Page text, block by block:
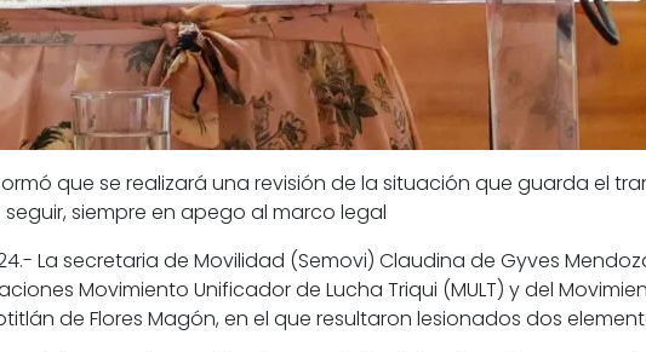
que se realizará una revisión de la situación que guarda el
siempre en apego al marco legal
La secretaria de Movilidad (Semovi) Claudina de Gyves
Movimiento Unificador de Lucha Triqui (MULT) y del
de Flores Magón, en el que resultaron lesionados dos